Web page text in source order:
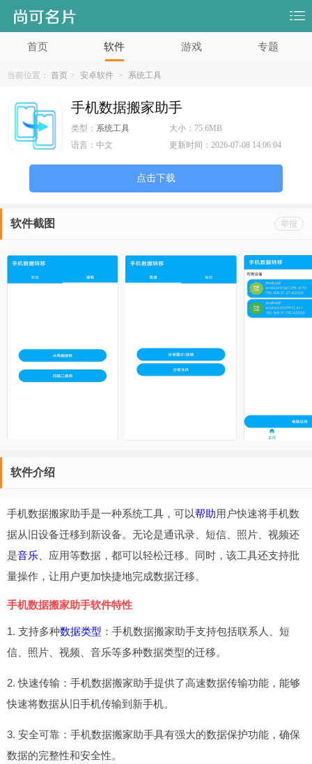
首页 软件 游戏 专题
当前位置： 首页 > 安卓软件 > 系统工具
手机数据搬家助手
类型： 系统工具 大小： 75.6MB
语言： 中文 更新时间：2026-07-08 14:06:04
点击下载
举报
软件截图
软件介绍
手机数据搬家助手是一种系统工具，可以帮助用户快速将手机数
据从旧设备迁移到新设备。无论是通讯录、短信、照片、视频还
是音乐 、应用等数据，都可以轻松迁移。同时，该工具还支持批
量操作，让用户更加快捷地完成数据迁移。
手机数据搬家助手软件特性
1. 支持多种数据类型 ：手机数据搬家助手支持包括联系人、短
信、照片、视频、音乐等多种数据类型的迁移。
2. 快速传输：手机数据搬家助手提供了高速数据传输功能，能够
快速将数据从旧手机传输到新手机。
3. 安全可靠：手机数据搬家助手具有强大的数据保护功能，确保
数据的完整性和安全性。